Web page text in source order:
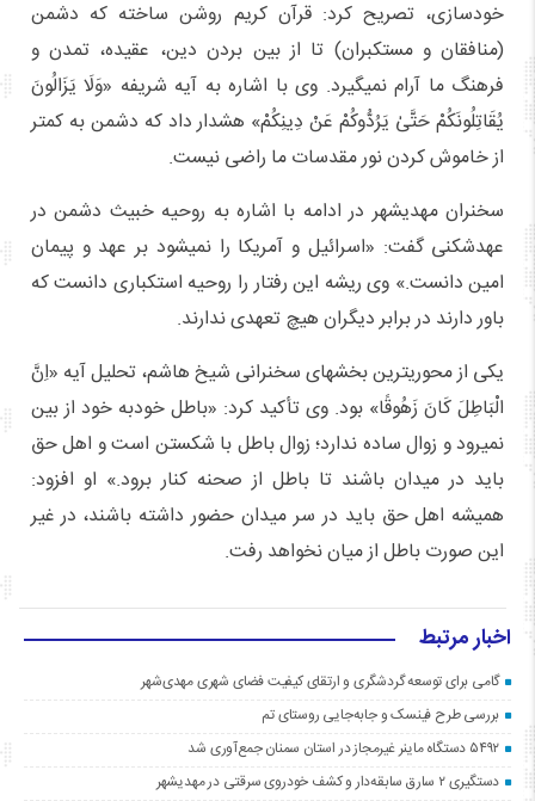
خودسازی، تصریح کرد: قرآن کریم روشن ساخته که دشمن
(منافقان و مستکبران) تا از بین بردن دین، عقیده، تمدن و
فرهنگ ما آرام نمیگیرد. وی با اشاره به آیه شریفه «وَلَا یَزَالُونَ
یُقَاتِلُونَکُمْ حَتَّیٰ یَرُدُّوکُمْ عَنْ دِینِکُمْ» هشدار داد که دشمن به کمتر
از خاموش کردن نور مقدسات ما راضی نیست.
سخنران مهدیشهر در ادامه با اشاره به روحیه خبیث دشمن در
عهدشکنی گفت: «اسرائیل و آمریکا را نمیشود بر عهد و پیمان
امین دانست.» وی ریشه این رفتار را روحیه استکباری دانست که
باور دارند در برابر دیگران هیچ تعهدی ندارند.
یکی از محوریترین بخشهای سخنرانی شیخ هاشم، تحلیل آیه «اِنَّ
الْبَاطِلَ کَانَ زَهُوقًا» بود. وی تأکید کرد: «باطل خودبه خود از بین
نمیرود و زوال ساده ندارد؛ زوال باطل با شکستن است و اهل حق
باید در میدان باشند تا باطل از صحنه کنار برود.» او افزود:
همیشه اهل حق باید در سر میدان حضور داشته باشند، در غیر
این صورت باطل از میان نخواهد رفت.
اخبار مرتبط
گامی برای توسعه گردشگری و ارتقای کیفیت فضای شهری مهدی‌شهر
بررسی طرح فینسک و جابه‌جایی روستای تم
۵۴۹۲ دستگاه ماینر غیرمجاز در استان سمنان جمع‌آوری شد
دستگیری ۲ سارق سابقه‌دار و کشف خودروی سرقتی در مهدیشهر